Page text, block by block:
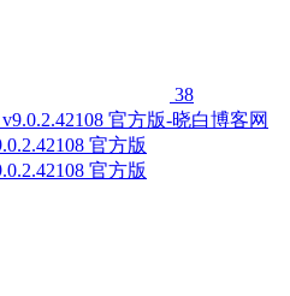
38
官方版
官方版